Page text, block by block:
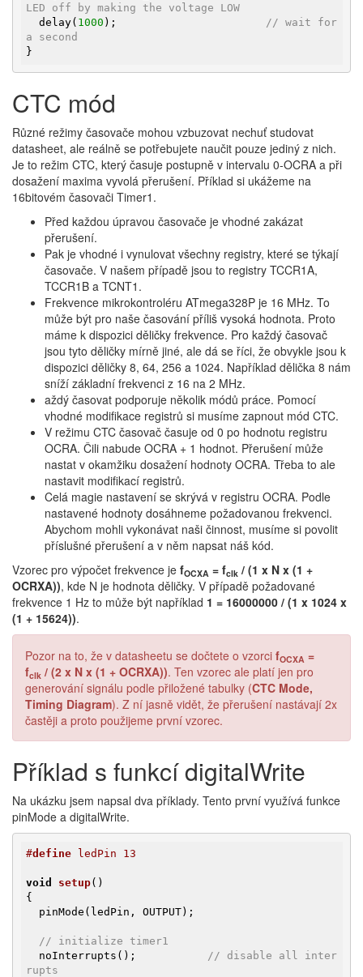
LED off by making the voltage LOW
  delay(
1000 ); // wait for
a second
}
CTC mód
Různé režimy časovače mohou vzbuzovat nechuť studovat
datasheet, ale reálně se potřebujete naučit pouze jediný z nich.
Je to režim CTC, který časuje postupně v intervalu 0-OCRA a při
dosažení maxima vyvolá přerušení. Příklad si ukážeme na
16bitovém časovači Timer1.
Před každou úpravou časovače je vhodné zakázat
přerušení.
Pak je vhodné i vynulovat všechny registry, které se týkají
časovače. V našem případě jsou to registry TCCR1A,
TCCR1B a TCNT1.
Frekvence mikrokontroléru ATmega328P je 16 MHz. To
může být pro naše časování příliš vysoká hodnota. Proto
máme k dispozici děličky frekvence. Pro každý časovač
jsou tyto děličky mírně jiné, ale dá se říci, že obvykle jsou k
dispozici děličky 8, 64, 256 a 1024. Například dělička 8 nám
sníží základní frekvenci z 16 na 2 MHz.
aždý časovat podporuje několik módů práce. Pomocí
vhodné modifikace registrů si musíme zapnout mód CTC.
V režimu CTC časovač časuje od 0 po hodnotu registru
OCRA. Čili nabude OCRA + 1 hodnot. Přerušení může
nastat v okamžiku dosažení hodnoty OCRA. Třeba to ale
nastavit modifikací registrů.
Celá magie nastavení se skrývá v registru OCRA. Podle
nastavené hodnoty dosáhneme požadovanou frekvenci.
Abychom mohli vykonávat naši činnost, musíme si povolit
příslušné přerušení a v něm napsat náš kód.
Vzorec pro výpočet frekvence je fOCXA = fclk / (1 x N x (1 +
OCRXA)), kde N je hodnota děličky. V případě požadované
frekvence 1 Hz to může být například 1 = 16000000 / (1 x 1024 x
(1 + 15624)).
Pozor na to, že v datasheetu se dočtete o vzorci fOCXA =
fclk / (2 x N x (1 + OCRXA)). Ten vzorec ale platí jen pro
generování signálu podle přiložené tabulky (CTC Mode,
Timing Diagram). Z ní jasně vidět, že přerušení nastávají 2x
častěji a proto použijeme první vzorec.
Příklad s funkcí digitalWrite
Na ukázku jsem napsal dva příklady. Tento první využívá funkce
pinMode a digitalWrite.
#define ledPin 13
void setup()
{
// initialize timer1
  noInterrupts();
// disable all inter
rupts